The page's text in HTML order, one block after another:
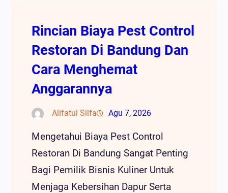
Rincian Biaya Pest Control
Restoran Di Bandung Dan
Cara Menghemat
Anggarannya
Alifatul Silfa Agu 7, 2026
Mengetahui Biaya Pest Control
Restoran Di Bandung Sangat Penting
Bagi Pemilik Bisnis Kuliner Untuk
Menjaga Kebersihan Dapur Serta